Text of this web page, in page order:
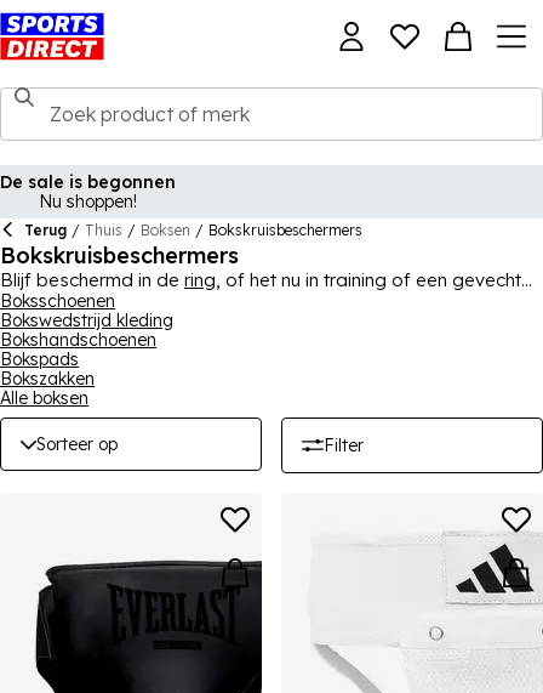
De sale is begonnen
Nu shoppen!
Terug / Thuis / Boksen / Bokskruisbeschermers
Bokskruisbeschermers
Blijf beschermd in de ring, of het nu in training of een gevecht
is, met boks kruisbeschermers. We hebben een enorme selectie
beschermende kruisbeschermers van de grootste merken in
boksen, zoals Lonsdale, Everlast en
geweldige prijzen.
Boksschoenen
Bokswedstrijd kleding
Bokshandschoenen
Bokspads
Bokszakken
Alle boksen
Sorteer op Filter